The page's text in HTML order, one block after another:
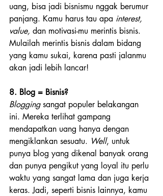
uang, bisa jadi bisnismu nggak berumur
panjang. Kamu harus tau apa interest,
value, dan motivasi-mu merintis bisnis.
Mulailah merintis bisnis dalam bidang
yang kamu sukai, karena pasti jalanmu
akan jadi lebih lancar!
8. Blog = Bisnis?
Blogging sangat populer belakangan
ini. Mereka terlihat gampang
mendapatkan uang hanya dengan
mengiklankan sesuatu. Well, untuk
punya blog yang dikenal banyak orang
dan punya pengikut yang loyal itu perlu
waktu yang sangat lama dan juga kerja
keras. Jadi, seperti bisnis lainnya, kamu